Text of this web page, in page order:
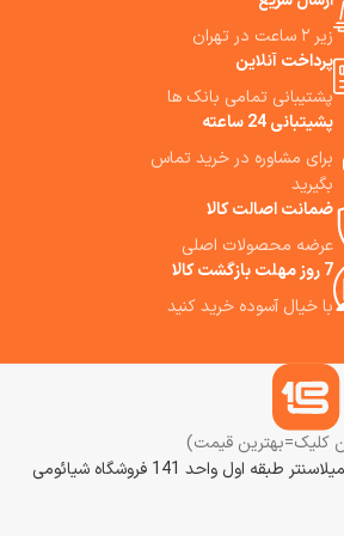
زیر ۲ ساعت در تهران
پرداخت آنلاین
پشتیبانی تمامی بانک ها
پشیتبانی 24 ساعته
برای مشاوره در خرید تماس
بگیرید
ضمانت اصالت کالا
عرضه محصولات اصلی
7 روز مهلت بازگشت کالا
با خیال آسوده خرید کنید
کلیک=بهترین قیمت)
اول واحد 141 فروشگاه شیائومی